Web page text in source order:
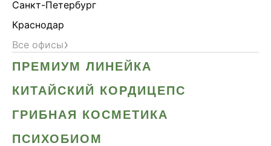
Санкт-Петербург
Краснодар
Все офисы›
ПРЕМИУМ ЛИНЕЙКА
КИТАЙСКИЙ КОРДИЦЕПС
ГРИБНАЯ КОСМЕТИКА
ПСИХОБИОМ